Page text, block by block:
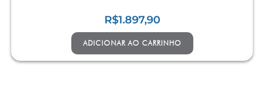
R$1.897,90
ADICIONAR AO CARRINHO